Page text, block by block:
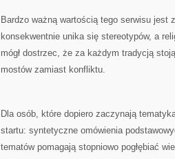
Bardzo ważną wartością tego serwisu jest
konsekwentnie unika się stereotypów, a
mógł dostrzec, że za każdym tradycją
mostów zamiast konfliktu.
Dla osób, które dopiero zaczynają
startu: syntetyczne omówienia
tematów pomagają stopniowo pogłębiać